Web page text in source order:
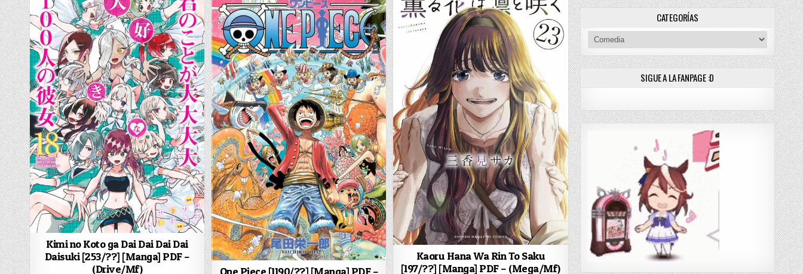
Kimi no Koto ga Dai Dai Dai Dai
Daisuki [253/??] [Manga] PDF –
(Drive/Mf)
One Piece [1190/??] [Manga] PDF –
Kaoru Hana Wa Rin To Saku
[197/??] [Manga] PDF – (Mega/Mf)
CATEGORÍAS
Categorías
SIGUE A LA FANPAGE :D